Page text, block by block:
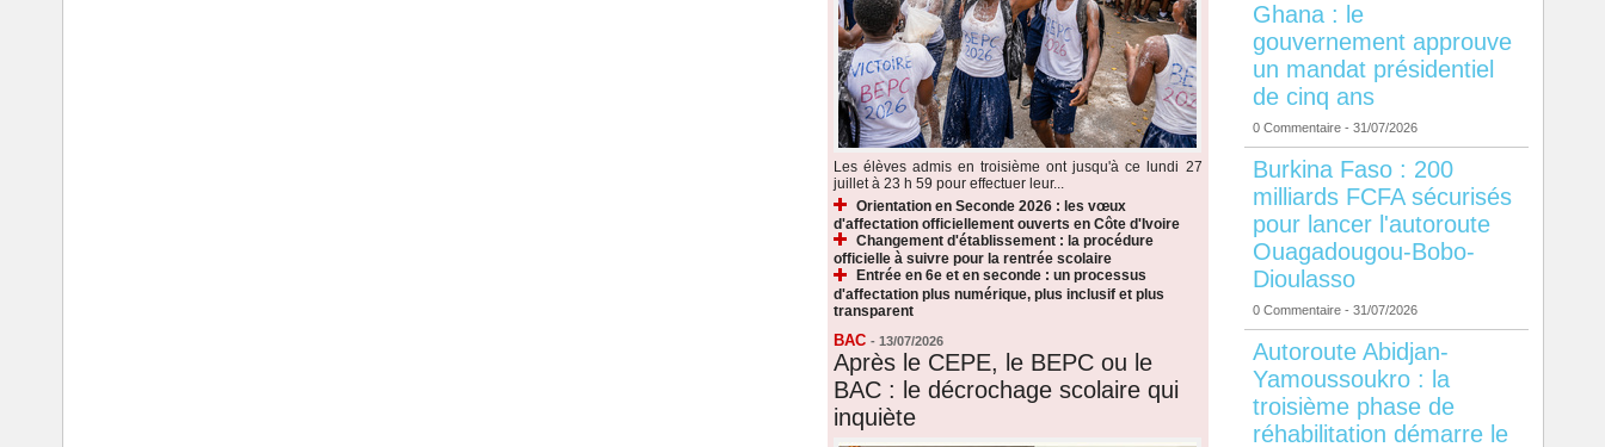
Les élèves admis en troisième ont jusqu'à ce lundi 27
juillet à 23 h 59 pour effectuer leur...
Orientation en Seconde 2026 : les vœux
d'affectation officiellement ouverts en Côte d'Ivoire
Changement d'établissement : la procédure
officielle à suivre pour la rentrée scolaire
Entrée en 6e et en seconde : un processus
d'affectation plus numérique, plus inclusif et plus
transparent
BAC - 13/07/2026
Après le CEPE, le BEPC ou le
BAC : le décrochage scolaire qui
inquiète
Ghana : le
gouvernement approuve
un mandat présidentiel
de cinq ans
0 Commentaire - 31/07/2026
Burkina Faso : 200
milliards FCFA sécurisés
pour lancer l'autoroute
Ouagadougou-Bobo-
Dioulasso
0 Commentaire - 31/07/2026
Autoroute Abidjan-
Yamoussoukro : la
troisième phase de
réhabilitation démarre le